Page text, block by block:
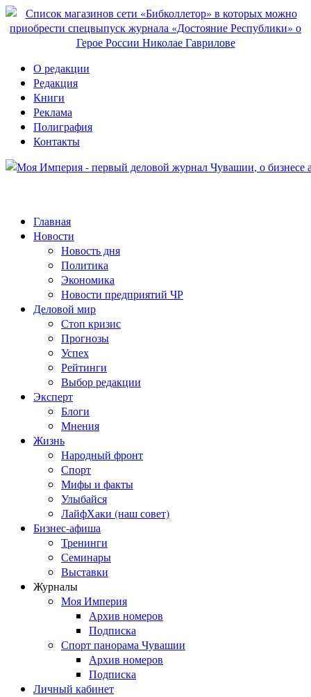
О редакции
Редакция
Книги
Реклама
Полиграфия
Контакты
Главная
Новости
Новость дня
Политика
Экономика
Новости предприятий ЧР
Деловой мир
Стоп кризис
Прогнозы
Успех
Рейтинги
Выбор редакции
Эксперт
Блоги
Мнения
Жизнь
Народный фронт
Спорт
Мифы и факты
Улыбайся
ЛайфХаки (наш совет)
Бизнес-афиша
Тренинги
Семинары
Выставки
Журналы
Моя Империя
Архив номеров
Подписка
Спорт панорама Чувашии
Архив номеров
Подписка
Личный кабинет